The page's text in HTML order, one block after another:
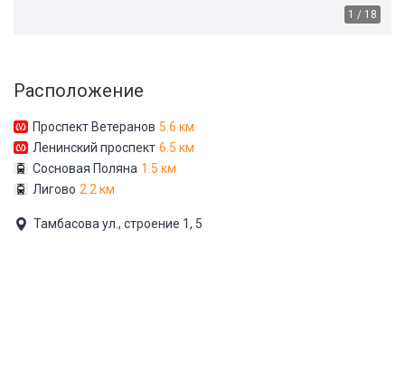
1 / 18
Расположение
Проспект Ветеранов 5.6 км
Ленинский проспект 6.5 км
Сосновая Поляна 1.5 км
Лигово 2.2 км
Тамбасова ул., строение 1, 5